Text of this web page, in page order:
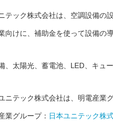
テック株式会社は、空調設備の
向けに、補助金を使って設備の
、太陽光、蓄電池、LED、キュ
ニテック株式会社は、明電産業
業グループ： 日本ユニテック株